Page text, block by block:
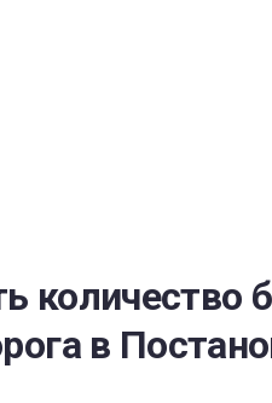
количество
в